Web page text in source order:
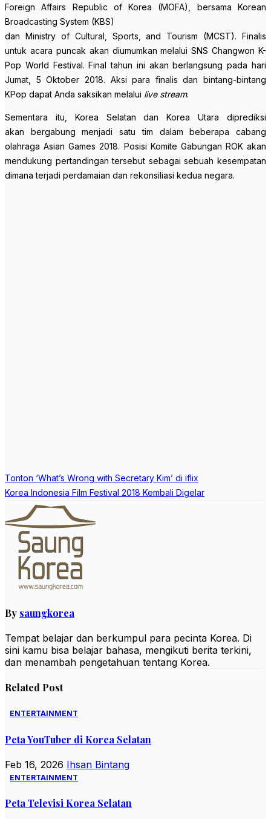
Foreign Affairs Republic of Korea (MOFA), bersama Korean
Broadcasting System (KBS)
dan Ministry of Cultural, Sports, and Tourism (MCST). Finalis
untuk acara puncak akan diumumkan melalui SNS Changwon K-
Pop World Festival. Final tahun ini akan berlangsung pada hari
Jumat, 5 Oktober 2018. Aksi para finalis dan bintang-bintang
KPop dapat Anda saksikan melalui live stream.
Sementara itu, Korea Selatan dan Korea Utara diprediksi
akan bergabung menjadi satu tim dalam beberapa cabang
olahraga Asian Games 2018. Posisi Komite Gabungan ROK akan
mendukung pertandingan tersebut sebagai sebuah kesempatan
dimana terjadi perdamaian dan rekonsiliasi kedua negara.
Post
navigation
Tonton ‘What’s Wrong with Secretary Kim’ di iflix
Korea Indonesia Film Festival 2018 Kembali Digelar
By saungkorea
Tempat belajar dan berkumpul para pecinta Korea. Di
sini kamu bisa belajar bahasa, mengikuti berita terkini,
dan menambah pengetahuan tentang Korea.
Related Post
ENTERTAINMENT
Peta YouTuber di Korea Selatan
Feb 16, 2026 Ihsan Bintang
ENTERTAINMENT
Peta Televisi Korea Selatan